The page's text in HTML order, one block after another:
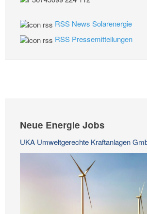
RSS News Solarenergie
RSS Pressemitteilungen
Neue Energie Jobs
UKA Umweltgerechte Kraftanlagen